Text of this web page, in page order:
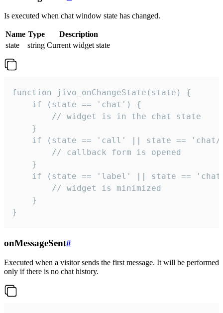
Is executed when chat window state has changed.
Name Type
Description
state
string Current widget state
function jivo_onChangeState(state) {
    if (state == 'chat') {
        // widget is in the chat state
    }
if (state == 'call' || state ==
        // callback form is opened
    }
if (state == 'label' || state ==
        // widget is minimized
    }
}
onMessageSent#
Executed when a visitor sends the first message. It will be performed
only if there is no chat history.